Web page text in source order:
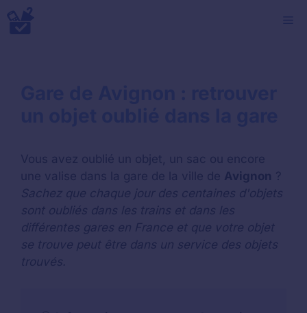
Aller
au
Vous avez oublié un objet, un sac ou encore
une valise dans la gare de la ville de Avignon ?
Sachez que chaque jour des centaines d'objets
sont oubliés dans les trains et dans les
différentes gares en France et que votre objet
se trouve peut être dans un service des objets
trouvés.